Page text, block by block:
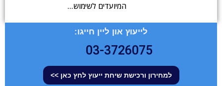
המיועדים לשימוש…
לייעוץ און ליין חייגו:
03-3726075
למחירון ורכישת שיחת ייעוץ לחץ כאן >>